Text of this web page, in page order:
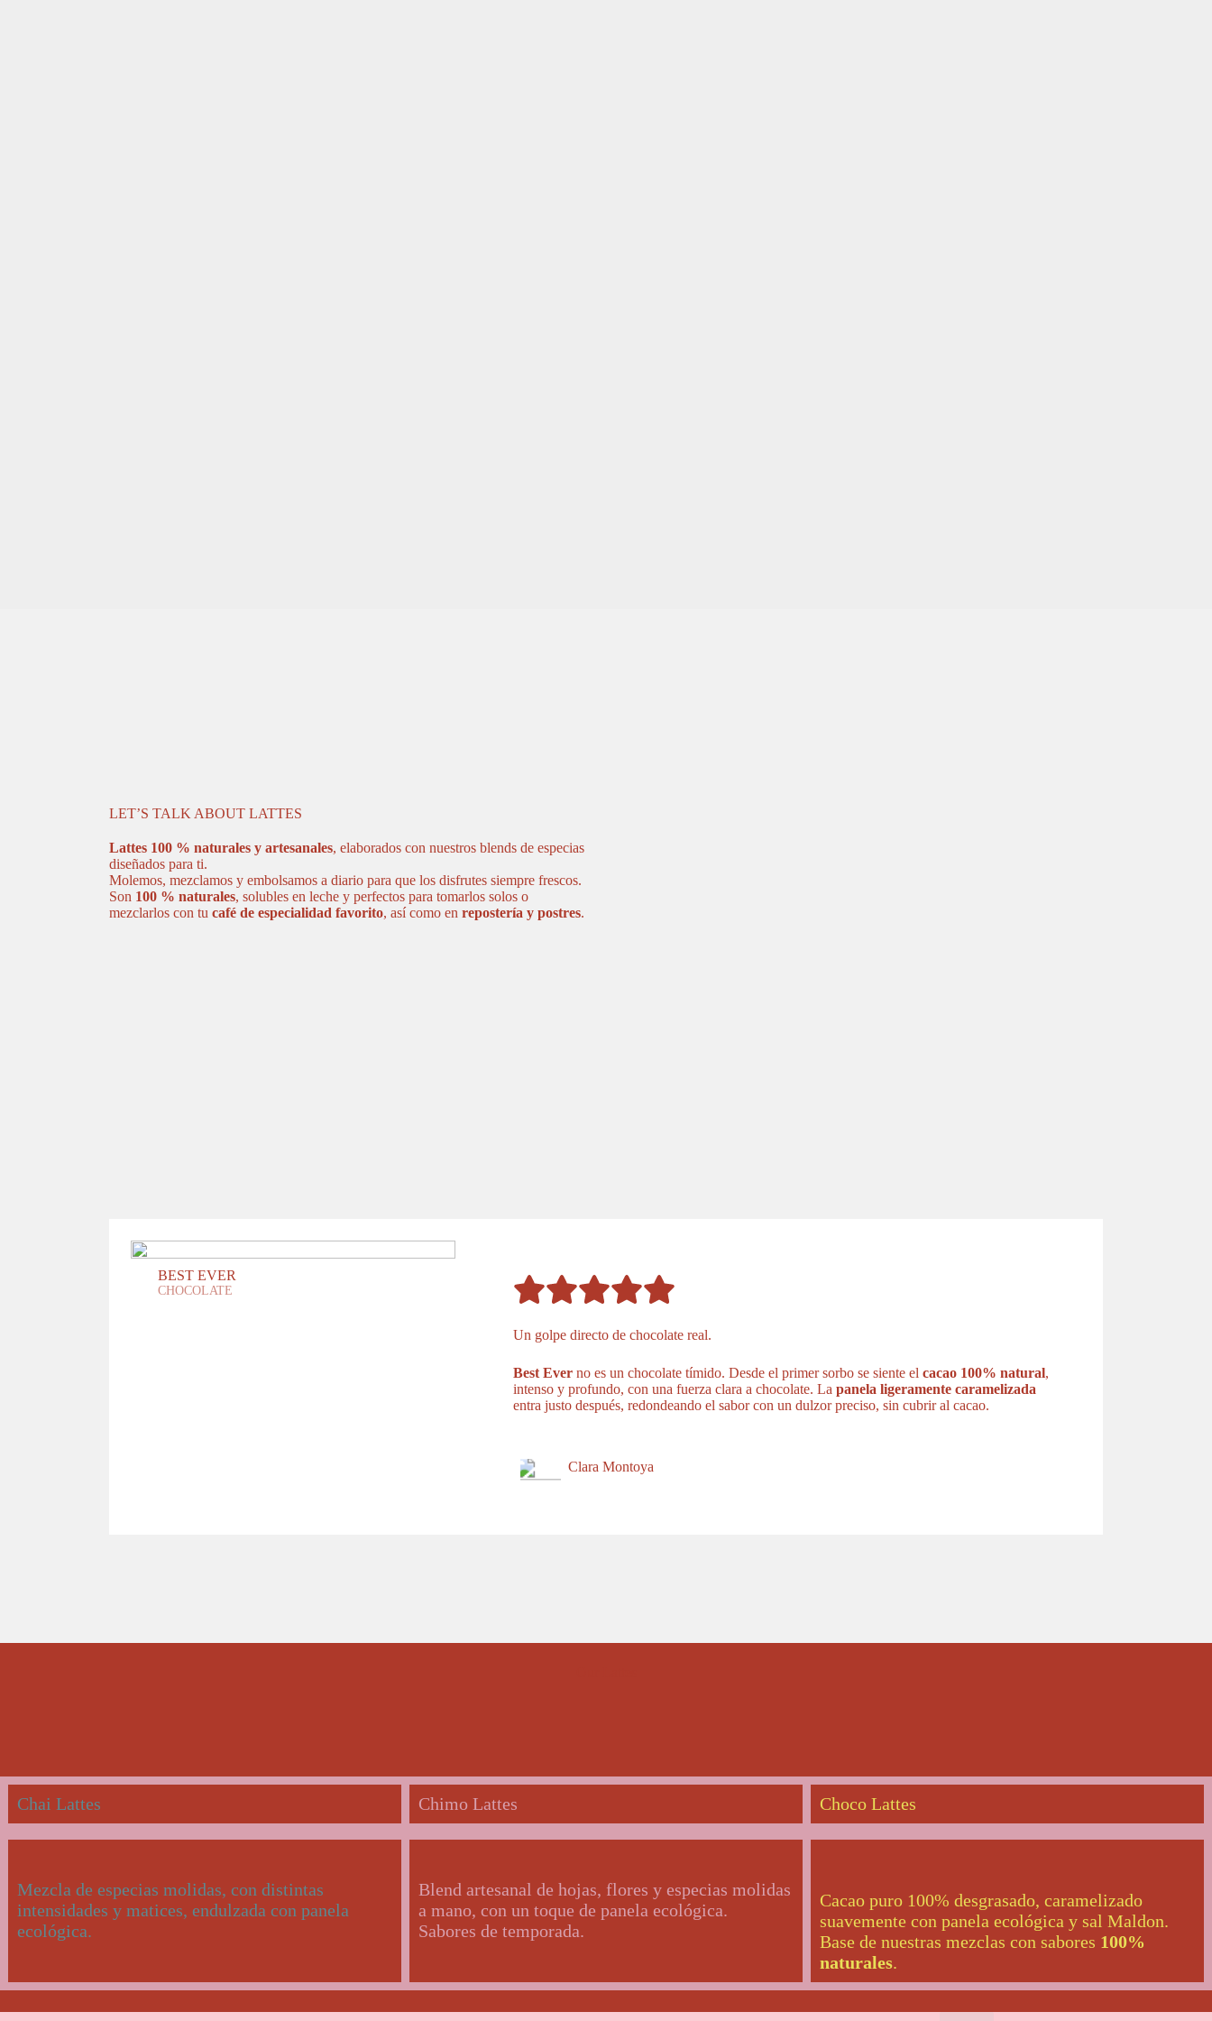
LET’S TALK ABOUT LATTES
Lattes 100 % naturales y artesanales, elaborados con nuestros blends de especias
diseñados para ti.
Molemos, mezclamos y embolsamos a diario para que los disfrutes siempre frescos.
Son 100 % naturales, solubles en leche y perfectos para tomarlos solos o
mezclarlos con tu café de especialidad favorito, así como en repostería y postres.
BEST EVER
CHOCOLATE
Un golpe directo de chocolate real.
Best Everno es un chocolate tímido. Desde el primer sorbo se siente el cacao 100% natural,
intenso y profundo, con una fuerza clara a chocolate. La panela ligeramente caramelizada
entra justo después, redondeando el sabor con un dulzor preciso, sin cubrir al cacao.
Clara Montoya
Chai Lattes Chimo Lattes Choco Lattes
Mezcla de especias molidas, con distintas
intensidades y matices, endulzada con panela
ecológica.
Blend artesanal de hojas, flores y especias molidas
a mano, con un toque de panela ecológica.
Sabores de temporada.
Cacao puro 100% desgrasado, caramelizado
suavemente con panela ecológica y sal Maldon.
Base de nuestras mezclas con sabores 100%
naturales.